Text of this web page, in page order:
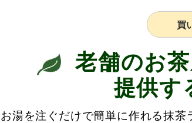
買
老舗のお
提供す
お湯を注ぐだけで簡単に作れる抹茶